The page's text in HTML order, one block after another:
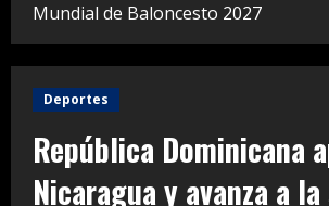
Mundial de Baloncesto 2027
Deportes
República Dominicana
Nicaragua y avanza a